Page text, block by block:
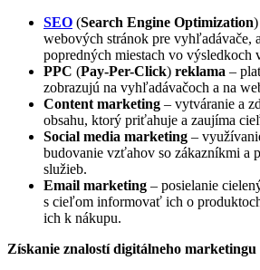
SEO (Search Engine Optimization
webových stránok pre vyhľadávače,
popredných miestach vo výsledkoch
PPC (Pay-Per-Click) reklama –
zobrazujú na vyhľadávačoch a na
Content marketing – vytváranie a
obsahu, ktorý priťahuje a zaujíma
Social media marketing –
budovanie vzťahov so zákazníkmi a
služieb.
Email marketing – posielanie
s cieľom informovať ich o
ich k nákupu.
Získanie znalostí digitálneho